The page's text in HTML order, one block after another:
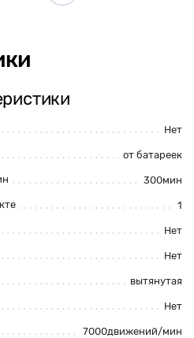
Нет
от батареек
300мин
1
Нет
Нет
вытянутая
Нет
7000движений/мин